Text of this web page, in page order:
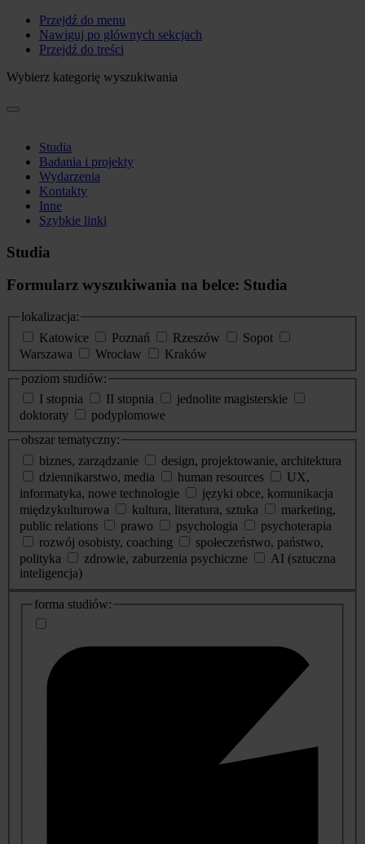
Przejdź do menu
Nawiguj po głównych sekcjach
Przejdź do treści
Wybierz kategorię wyszukiwania
Studia
Badania i projekty
Wydarzenia
Kontakty
Inne
Szybkie linki
Studia
Formularz wyszukiwania na belce: Studia
lokalizacja:
Katowice
Poznań Rzeszów
Sopot
Warszawa
Wrocław
Kraków
poziom studiów:
I stopnia
II stopnia
jednolite magisterskie
doktoraty
podyplomowe
obszar tematyczny:
biznes, zarządzanie
design, projektowanie, architektura
dziennikarstwo, media
human resources
UX,
informatyka, nowe technologie
języki obce, komunikacja
międzykulturowa
kultura, literatura, sztuka
marketing,
public relations
prawo psychologia
psychoterapia
rozwój osobisty, coaching
społeczeństwo, państwo,
polityka
zdrowie, zaburzenia psychiczne
AI (sztuczna
inteligencja)
dodatkowe
informacje
forma studiów: